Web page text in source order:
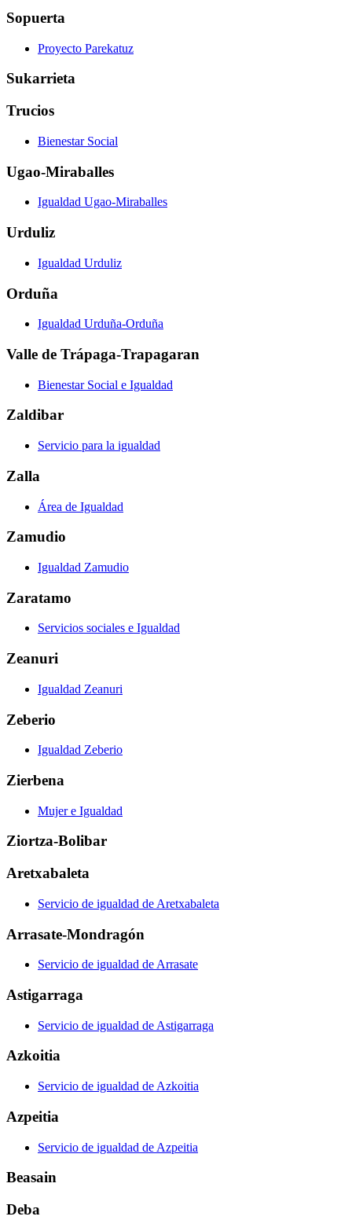
Sopuerta
Proyecto Parekatuz
Sukarrieta
Trucios
Bienestar Social
Ugao-Miraballes
Igualdad Ugao-Miraballes
Urduliz
Igualdad Urduliz
Orduña
Igualdad Urduña-Orduña
Valle de Trápaga-Trapagaran
Bienestar Social e Igualdad
Zaldibar
Servicio para la igualdad
Zalla
Área de Igualdad
Zamudio
Igualdad Zamudio
Zaratamo
Servicios sociales e Igualdad
Zeanuri
Igualdad Zeanuri
Zeberio
Igualdad Zeberio
Zierbena
Mujer e Igualdad
Ziortza-Bolibar
Aretxabaleta
Servicio de igualdad de Aretxabaleta
Arrasate-Mondragón
Servicio de igualdad de Arrasate
Astigarraga
Servicio de igualdad de Astigarraga
Azkoitia
Servicio de igualdad de Azkoitia
Azpeitia
Servicio de igualdad de Azpeitia
Beasain
Deba